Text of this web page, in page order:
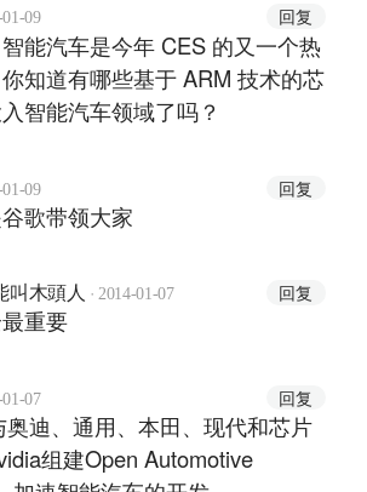
09 回复
能汽车是今年 CES 的又一个热
知道有哪些基于 ARM 技术的芯
智能汽车领域了吗？
01-09 回复
歌带领大家
叫木頭人 · 2014-01-07 回复
重要
01-07 回复
迪、通用、本田、现代和芯片
组建Open Automotive